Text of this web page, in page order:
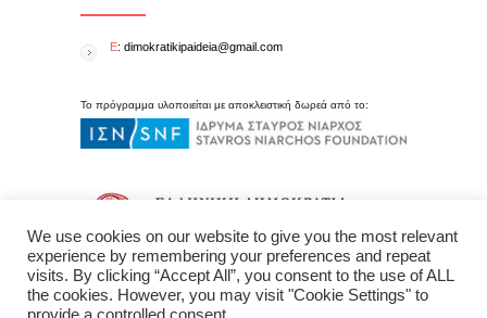
E: dimokratikipaideia@gmail.com
Το πρόγραμμα υλοποιείται με αποκλειστική δωρεά από το:
We use cookies on our website to give you the most relevant
experience by remembering your preferences and repeat
visits. By clicking “Accept All”, you consent to the use of ALL
the cookies. However, you may visit "Cookie Settings" to